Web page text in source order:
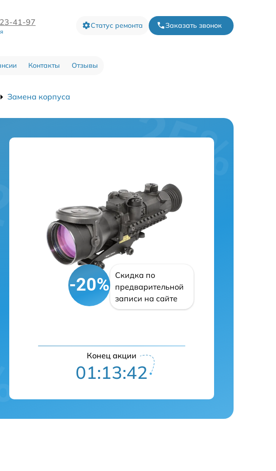
41-97 Статус ремонта Заказать звонок
Контакты Отзывы
Замена корпуса
-20%
Скидка по
предварительной
записи на сайте
Конец акции
01:13:41